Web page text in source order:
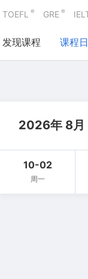
TOEFL ® GRE ®
发现课程 课程
2026年 8月
10-02
周一